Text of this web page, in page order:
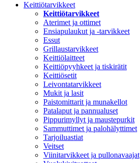
Keittiötarvikkeet
Keittiötarvikkeet
Aterimet ja ottimet
Ensiapulaukut ja -tarvikkeet
Essut
Grillaustarvikkeet
Keittiölaitteet
Keittiöpyyhkeet ja tiskirätit
Keittiösetit
Leivontatarvikkeet
Mukit ja lasit
Paistomittarit ja munakellot
Patalaput ja pannualuset
Pippurimyllyt ja maustepurkit
Sammuttimet ja palohälyttimet
Tarjoiluastiat
Veitset
Viinitarvikkeet ja pullonavaajat